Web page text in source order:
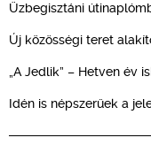
Üzbegisztáni
Új közösségi teret
„A Jedlik” – Hetven év
Idén is népszerűek a